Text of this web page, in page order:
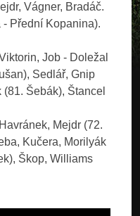
Vágner, Bradáč.
Přední Kopanina).
Job - Doležal
Sedlář, Gnip
Šebák), Štancel
Mejdr (72.
Kučera, Morilyák
Škop, Williams